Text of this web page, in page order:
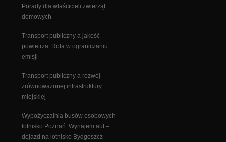
Porady dla właścicieli zwierząt
domowych
Transport publiczny a jakość
powietrza: Rola w ograniczaniu
emisji
Transport publiczny a rozwój
zrównoważonej infrastruktury
miejskiej
Wypożyczalnia busów osobowych
lotnisko Poznań. Wynajem aut –
dojazd na lotnisko Bydgoszcz